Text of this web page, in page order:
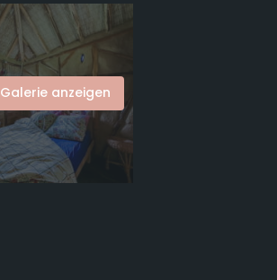
Galerie anzeigen